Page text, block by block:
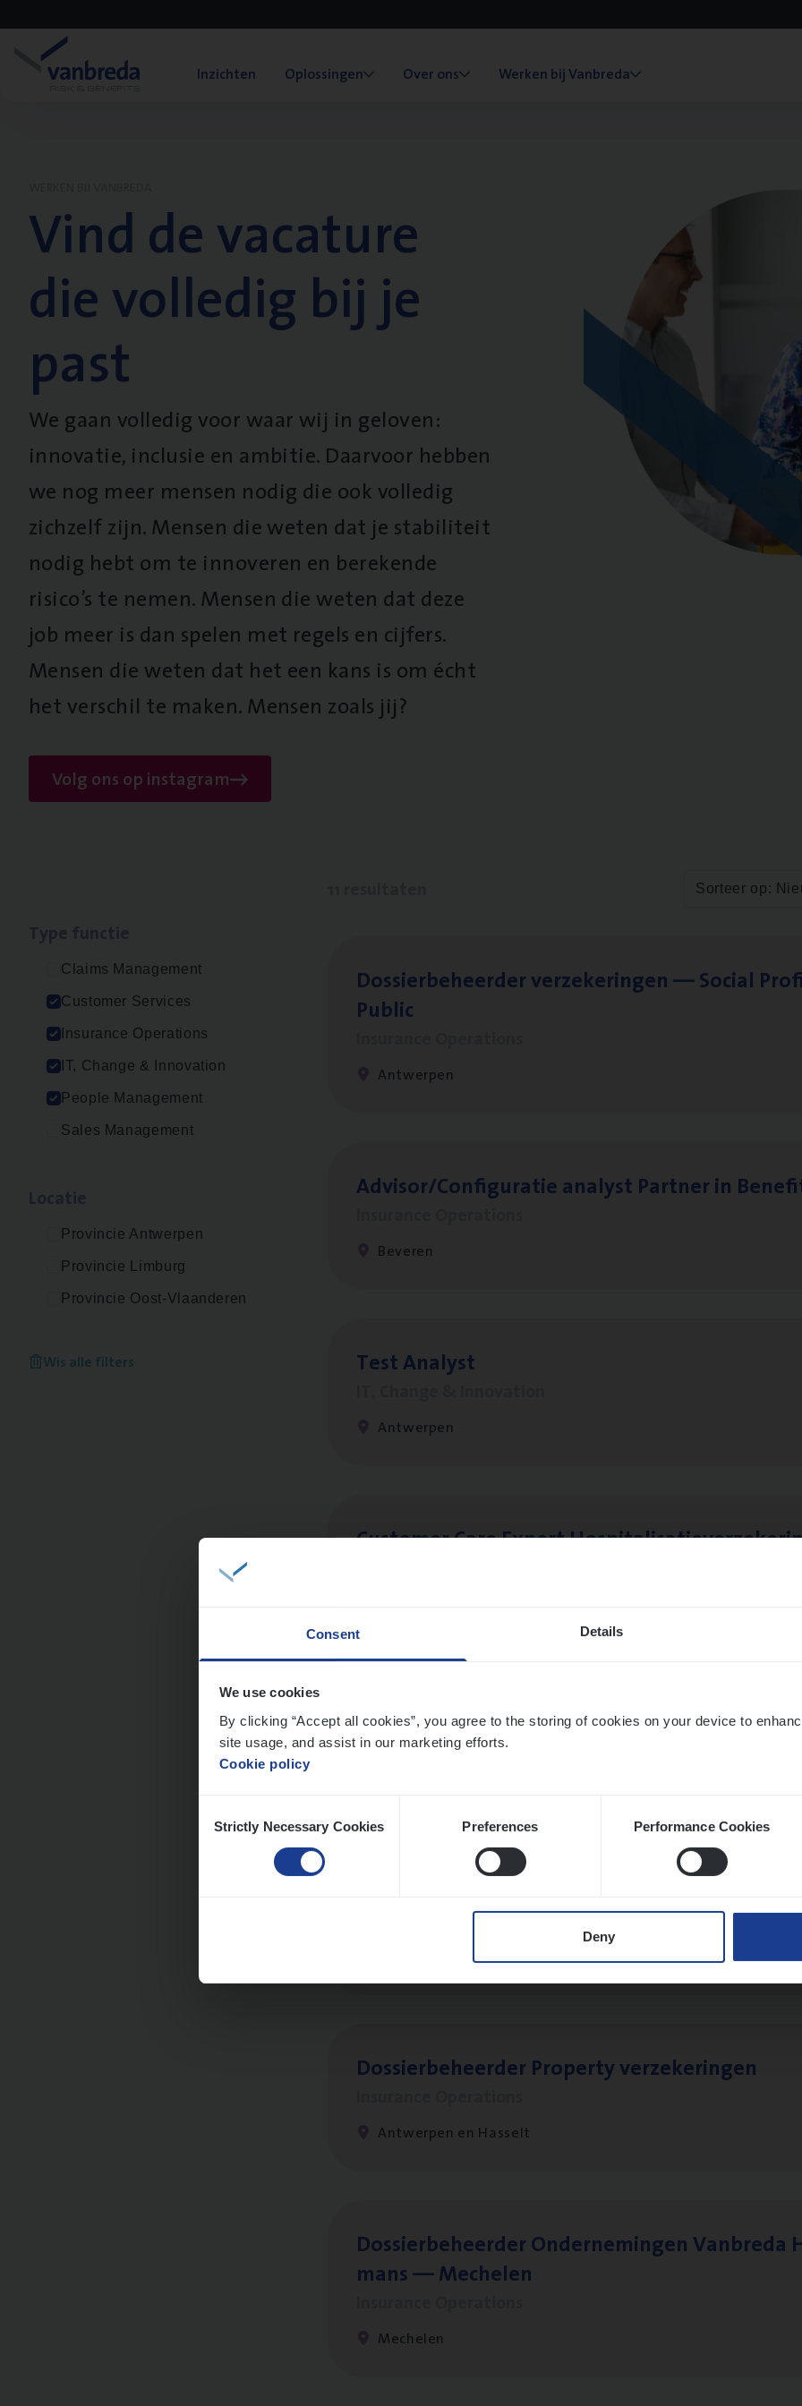
Consent Details
We use cookies
By clicking “Accept all cookies”, you agree to the storing of cookies on your device to
site usage, and assist in our marketing efforts.
Cookie policy
Selection
Strictly Necessary Cookies Preferences Performance Cookies
Deny
Inzichten Oplossingen Over ons Werken bij Vanbreda
Vind de vacature
die volledig bij je
past
We gaan volledig voor waar wij in geloven:
innovatie, inclusie en ambitie. Daarvoor hebben
we nog meer mensen nodig die ook volledig
zichzelf zijn. Mensen die weten dat je stabiliteit
nodig hebt om te innoveren en berekende
risico’s te nemen. Mensen die weten dat deze
job meer is dan spelen met regels en cijfers.
Mensen die weten dat het een kans is om écht
het verschil te maken. Mensen zoals jij?
Volg ons op instagram
Claims Management
Customer Services
Insurance Operations
IT, Change & Innovation
People Management
Sales Management
Provincie Antwerpen
Provincie Limburg
Provincie Oost-Vlaanderen
Wis alle filters
Sorteer op:
Dos­sier­be­heer­der ver­ze­ke­rin­gen — Soci­al
Public
Antwerpen
Advisor/​Configuratie ana­lyst Part­ner in
Beveren
Test Ana­lyst
Antwerpen
Cus­to­mer Care Expert
Busi­ness Mana­ger Mari­ne Cargo
People Management, Sales Management
Insurance Operations
Dos­sier­be­heer­der Pro­per­ty verzekeringen
Antwerpen en Hasselt
Dos­sier­be­heer­der Onder­ne­min­gen Van­b­re­da
mans — Mechelen
Mechelen